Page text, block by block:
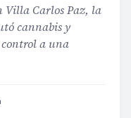
Villa Carlos Paz, la
cannabis y
control a una
·